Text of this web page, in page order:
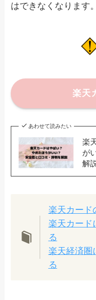
はできなくなります。
楽天
あわせて読みたい
楽
が
解
楽天カード
楽天カード
る
楽天経済圏
る